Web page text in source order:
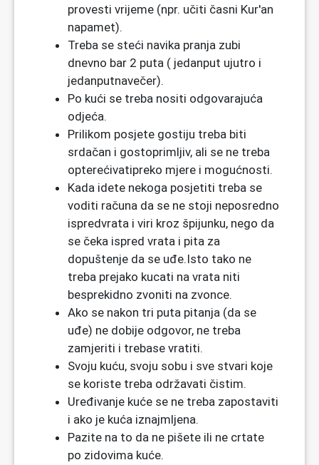
provesti vrijeme (npr. učiti časni Kur'an
napamet).
Treba se steći navika pranja zubi
dnevno bar 2 puta ( jedanput ujutro i
jedanputnavečer).
Po kući se treba nositi odgovarajuća
odjeća.
Prilikom posjete gostiju treba biti
srdačan i gostoprimljiv, ali se ne treba
opterećivatipreko mjere i mogućnosti.
Kada idete nekoga posjetiti treba se
voditi računa da se ne stoji neposredno
ispredvrata i viri kroz špijunku, nego da
se čeka ispred vrata i pita za
dopuštenje da se uđe.Isto tako ne
treba prejako kucati na vrata niti
besprekidno zvoniti na zvonce.
Ako se nakon tri puta pitanja (da se
uđe) ne dobije odgovor, ne treba
zamjeriti i trebase vratiti.
Svoju kuću, svoju sobu i sve stvari koje
se koriste treba održavati čistim.
Uređivanje kuće se ne treba zapostaviti
i ako je kuća iznajmljena.
Pazite na to da ne pišete ili ne crtate
po zidovima kuće.